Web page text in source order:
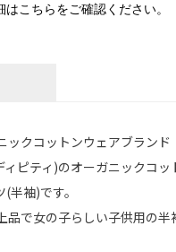
はこちらをご確認ください。
ックコットンウェアブランド
ピティ)のオーガニックコッ
半袖)です。
品で女の子らしい子供用の半